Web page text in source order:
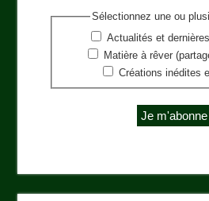
Sélectionnez une ou
Actualités et
Matière à rêver
Créations inédites